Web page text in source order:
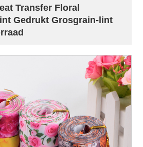
Transfer Floral
Gedrukt Grosgrain-lint